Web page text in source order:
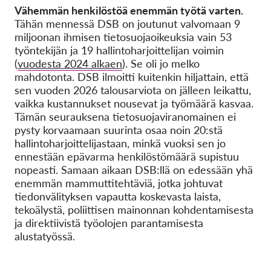
Vähemmän henkilöstöä enemmän työtä varten.
Tähän mennessä DSB on joutunut valvomaan 9
miljoonan ihmisen tietosuojaoikeuksia vain 53
työntekijän ja 19 hallintoharjoittelijan voimin
(vuodesta 2024 alkaen). Se oli jo melko
mahdotonta. DSB ilmoitti kuitenkin hiljattain, että
sen vuoden 2026 talousarviota on jälleen leikattu,
vaikka kustannukset nousevat ja työmäärä kasvaa.
Tämän seurauksena tietosuojaviranomainen ei
pysty korvaamaan suurinta osaa noin 20:stä
hallintoharjoittelijastaan, minkä vuoksi sen jo
ennestään epävarma henkilöstömäärä supistuu
nopeasti. Samaan aikaan DSB:llä on edessään yhä
enemmän mammuttitehtäviä, jotka johtuvat
tiedonvälityksen vapautta koskevasta laista,
tekoälystä, poliittisen mainonnan kohdentamisesta
ja direktiivistä työolojen parantamisesta
alustatyössä.